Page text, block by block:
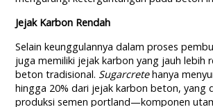
Jejak Karbon Rendah
Selain keunggulannya dalam proses
juga memiliki jejak karbon yang jauh lebih
beton tradisional. Sugarcretehanya
hingga 20% dari jejak karbon beton, yang
produksi semen portland—komponen